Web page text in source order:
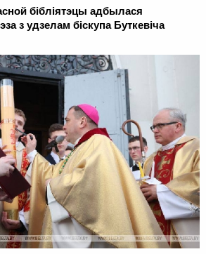
бібліятэцы адбылася
з удзелам біскупа Буткевіча